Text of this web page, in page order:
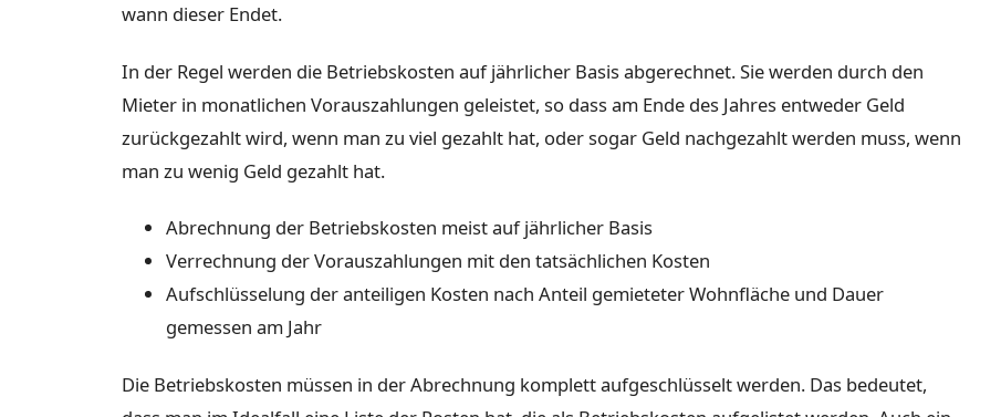
wann dieser Endet.
In der Regel werden die Betriebskosten auf jährlicher Basis abgerechnet. Sie werden durch den
Mieter in monatlichen Vorauszahlungen geleistet, so dass am Ende des Jahres entweder Geld
zurückgezahlt wird, wenn man zu viel gezahlt hat, oder sogar Geld nachgezahlt werden muss, wenn
man zu wenig Geld gezahlt hat.
Abrechnung der Betriebskosten meist auf jährlicher Basis
Verrechnung der Vorauszahlungen mit den tatsächlichen Kosten
Aufschlüsselung der anteiligen Kosten nach Anteil gemieteter Wohnfläche und Dauer
gemessen am Jahr
Die Betriebskosten müssen in der Abrechnung komplett aufgeschlüsselt werden. Das bedeutet,